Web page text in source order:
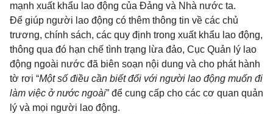
mạnh xuất khẩu lao động của Đảng và Nhà nước ta.
Để giúp người lao động có thêm thông tin về các chủ
trương, chính sách, các quy định trong xuất khẩu lao động,
thông qua đó hạn chế tình trạng lừa đảo, Cục Quản lý lao
động ngoài nước đã biên soạn nội dung và cho phát hành
tờ rơi “Một số điều cần biết đối với người lao động muốn đi
làm việc ở nước ngoài” để cung cấp cho các cơ quan quản
lý và mọi người lao động.